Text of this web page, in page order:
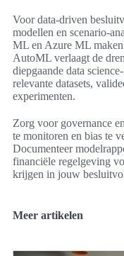
Voor data-driven
modellen en scenario-
ML en Azure ML
AutoML verlaagt de
diepgaande data
relevante datasets,
experimenten.
Zorg voor governance
te monitoren en bias te
Documenteer
financiële regelgeving
krijgen in jouw
Meer artikelen